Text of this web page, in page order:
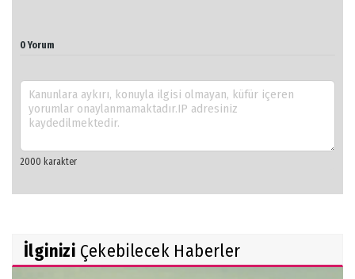
0 Yorum
İlginizi Çekebilecek Haberler